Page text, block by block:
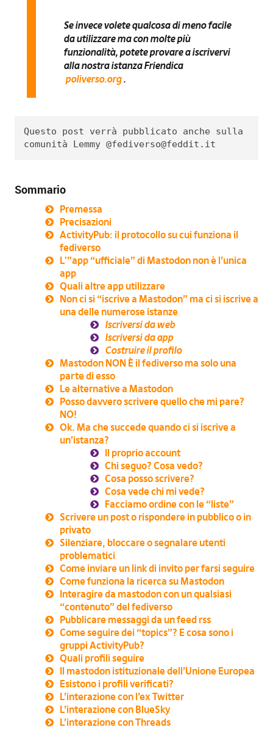
Se invece volete qualcosa di meno facile
da utilizzare ma con molte più
funzionalità, potete provare aiscrivervi
alla nostra istanza Friendica
poliverso.org .
Questo post verrà pubblicato anche sulla
comunità Lemmy @fediverso@feddit.it
Sommario
Premessa
Precisazioni
ActivityPub: il protocollo su cui funziona il
fediverso
L'”app “ufficiale” di Mastodon non è l’unica
app
Quali altre app utilizzare
Non ci si “iscrive a Mastodon” ma ci si iscrive a
una delle numerose istanze
Iscriversi da web
Iscriversi da app
Costruire il profilo
Mastodon NON È il fediverso ma solo una
parte di esso
Le alternative a Mastodon
Posso davvero scrivere quello che mi pare?
NO!
Ok. Ma che succede quando ci si iscrive a
un’istanza?
Il proprio account
Chi seguo? Cosa vedo?
Cosa posso scrivere?
Cosa vede chi mi vede?
Facciamo ordine con le “liste”
Scrivere un post o rispondere in pubblico o in
privato
Silenziare, bloccare o segnalare utenti
problematici
Come inviare un link di invito per farsi seguire
Come funziona la ricerca su Mastodon
Interagire da mastodon con un qualsiasi
“contenuto” del fediverso
Pubblicare messaggi da un feed rss
Come seguire dei “topics”? E cosa sono i
gruppi ActivityPub?
Quali profili seguire
Il mastodon istituzionale dell’Unione Europea
Esistono i profili verificati?
L’interazione con l’ex Twitter
L’interazione con BlueSky
L’interazione con Threads